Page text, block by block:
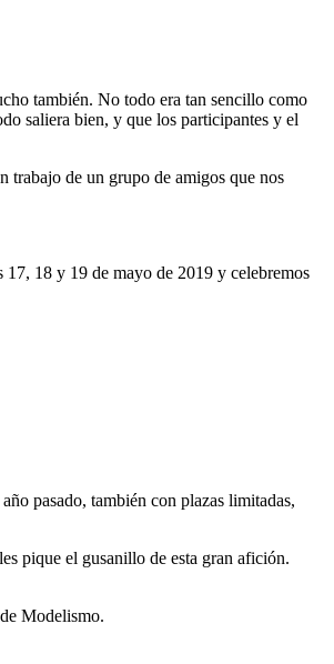
también. No todo era tan sencillo como
saliera bien, y que los participantes y el
trabajo de un grupo de amigos que nos
17, 18 y 19 de mayo de 2019 y celebremos
pasado, también con plazas limitadas,
pique el gusanillo de esta gran afición.
Modelismo.